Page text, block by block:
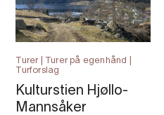
Turer | Turer på egenhånd |
Turforslag
Kulturstien Hjøllo-
Mannsåker